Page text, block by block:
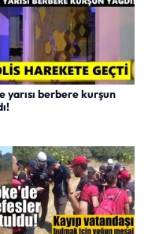
yarısı berbere kurşun